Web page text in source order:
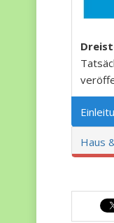
Haus